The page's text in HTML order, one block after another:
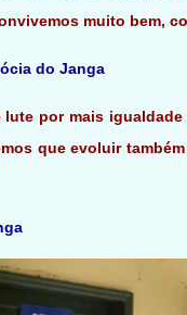
muito bem,
do Janga
por mais
que evoluir